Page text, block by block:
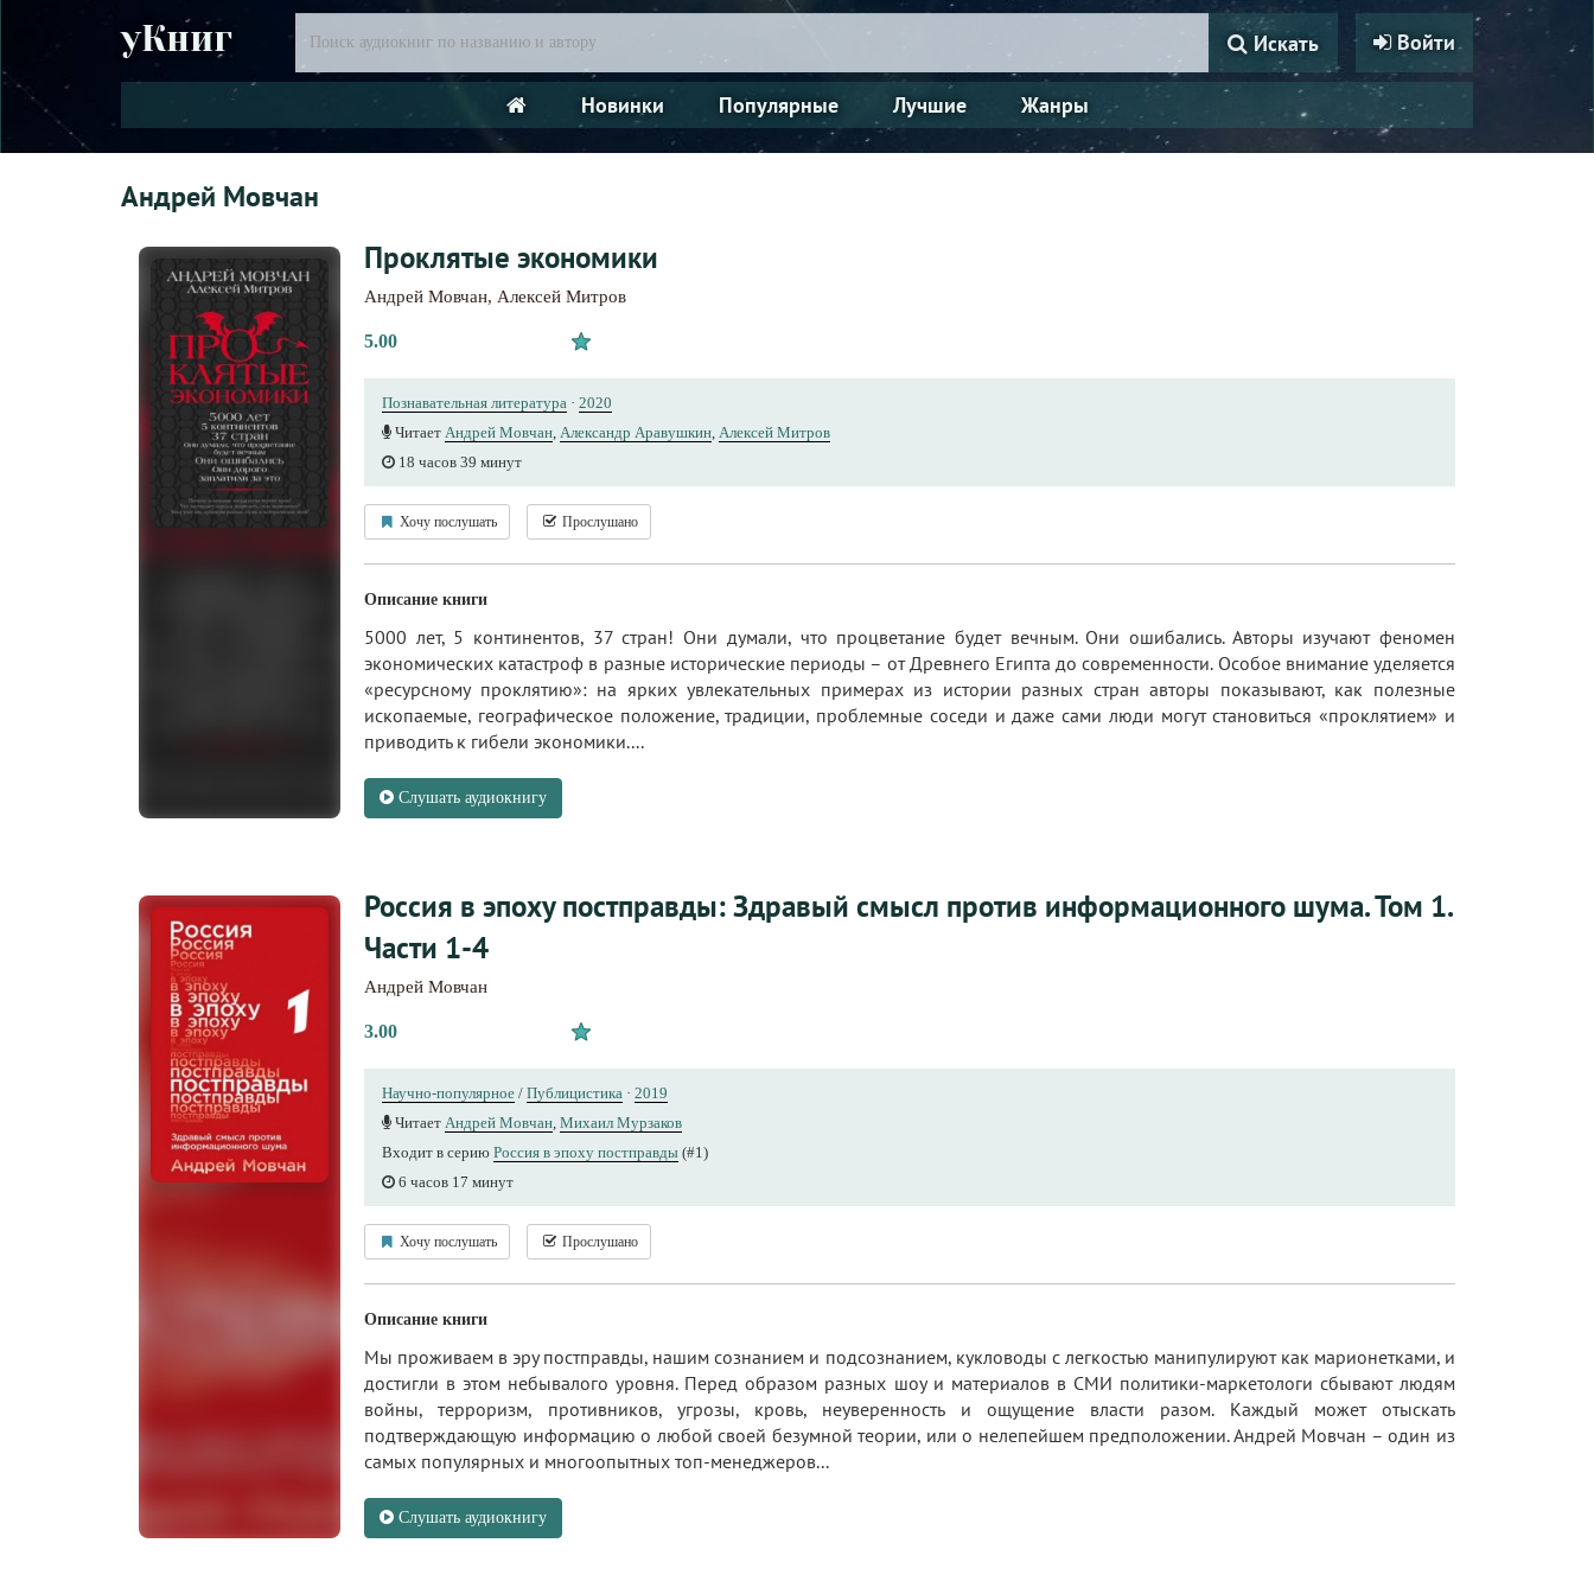
уКниг Войти
Искать
Новинки Популярные Лучшие Жанры
Андрей Мовчан
Проклятые экономики
Андрей Мовчан, Алексей Митров
5.00
Познавательная литература · 2020
Читает Андрей Мовчан, Александр Аравушкин, Алексей Митров
18 часов 39 минут
Хочу послушать Прослушано
Описание книги
5000 лет, 5 континентов, 37 стран! Они думали, что процветание будет вечным. Они ошибались. Авторы изучают феномен
экономических катастроф в разные исторические периоды – от Древнего Египта до современности. Особое внимание уделяется
«ресурсному проклятию»: на ярких увлекательных примерах из истории разных стран авторы показывают, как полезные
ископаемые, географическое положение, традиции, проблемные соседи и даже сами люди могут становиться «проклятием» и
приводить к гибели экономики....
Слушать аудиокнигу
Россия в эпоху постправды: Здравый смысл против информационного шума. Том 1.
Части 1-4
Андрей Мовчан
3.00
Научно-популярное / Публицистика · 2019
Читает Андрей Мовчан, Михаил Мурзаков
Входит в серию Россия в эпоху постправды (#1)
6 часов 17 минут
Хочу послушать Прослушано
Описание книги
Мы проживаем в эру постправды, нашим сознанием и подсознанием, кукловоды с легкостью манипулируют как марионетками, и
достигли в этом небывалого уровня. Перед образом разных шоу и материалов в СМИ политики-маркетологи сбывают людям
войны, терроризм, противников, угрозы, кровь, неуверенность и ощущение власти разом. Каждый может отыскать
подтверждающую информацию о любой своей безумной теории, или о нелепейшем предположении. Андрей Мовчан – один из
самых популярных и многоопытных топ-менеджеров...
Слушать аудиокнигу